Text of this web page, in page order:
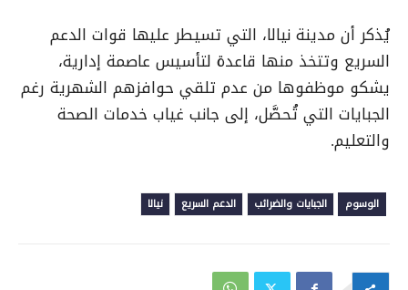
يُذكر أن مدينة نيالا، التي تسيطر عليها قوات الدعم
السريع وتتخذ منها قاعدة لتأسيس عاصمة إدارية،
يشكو موظفوها من عدم تلقي حوافزهم الشهرية رغم
الجبايات التي تُحصَّل، إلى جانب غياب خدمات الصحة
والتعليم.
الوسوم الجبايات والضرائب الدعم السريع نيالا